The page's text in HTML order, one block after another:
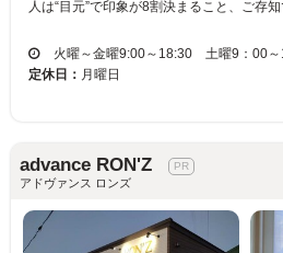
火曜～金曜9:00～18:30 土曜9：00
定休日： 月曜日
advance RON'Z
アドヴァンス ロンズ